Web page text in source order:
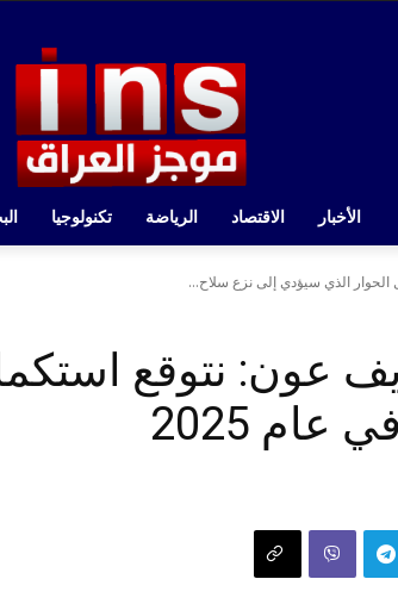
الأخبار الاقتصاد الرياضة تكنولوجيا
الحوار الذي سيؤدي إلى نزع سلاح...
عون: نتوقع
2025